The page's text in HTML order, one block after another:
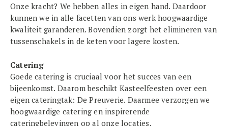
Onze kracht? We hebben alles in eigen hand. Daardoor
kunnen we in alle facetten van ons werk hoogwaardige
kwaliteit garanderen. Bovendien zorgt het elimineren van
tussenschakels in de keten voor lagere kosten.
Catering
Goede catering is cruciaal voor het succes van een
bijeenkomst. Daarom beschikt Kasteelfeesten over een
eigen cateringtak: De Preuverie. Daarmee verzorgen we
hoogwaardige catering en inspirerende
cateringbelevingen op al onze locaties.